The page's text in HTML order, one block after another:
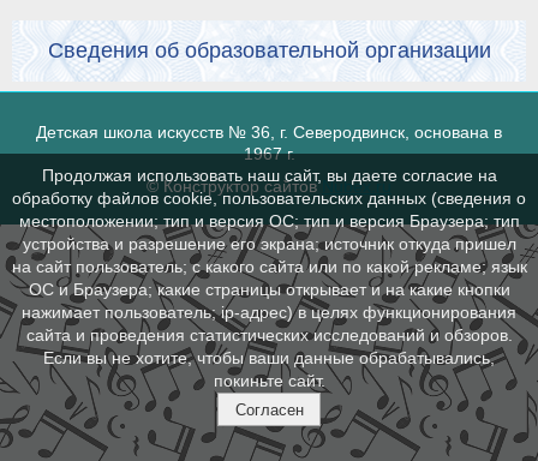
Сведения об образовательной организации
Детская школа искусств № 36, г. Северодвинск, основана в
1967 г.
© Конструктор сайтов Nubex.ru
Продолжая использовать наш сайт, вы даете согласие на
обработку файлов cookie, пользовательских данных (сведения о
местоположении; тип и версия ОС; тип и версия Браузера; тип
устройства и разрешение его экрана; источник откуда пришел
на сайт пользователь; с какого сайта или по какой рекламе; язык
ОС и Браузера; какие страницы открывает и на какие кнопки
нажимает пользователь; ip-адрес) в целях функционирования
сайта и проведения статистических исследований и обзоров.
Если вы не хотите, чтобы ваши данные обрабатывались,
покиньте сайт.
Согласен